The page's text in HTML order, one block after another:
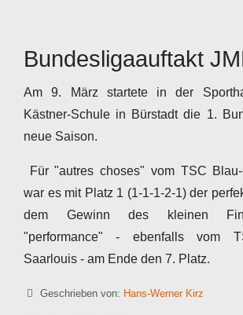
Bundesligaauftakt
Am 9. März startete in der
Kästner-Schule in Bürstadt die 1.
neue Saison.
Für "autres choses" vom TSC
war es mit Platz 1 (1-1-1-2-1) der
dem Gewinn des kleinen
"performance" - ebenfalls vom
Saarlouis - am Ende den 7. Platz.
DetailsGeschrieben von: Hans-Werner Kirz